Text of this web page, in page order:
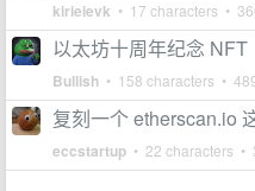
kirieievk • 17 characters •
以太坊十周年纪念 NFT
Bullish • 158 characters •
复刻一个 etherscan.io
eccstartup • 22 characters •